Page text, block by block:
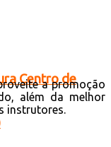
Centro de
a promoção
além da melhor
instrutores.